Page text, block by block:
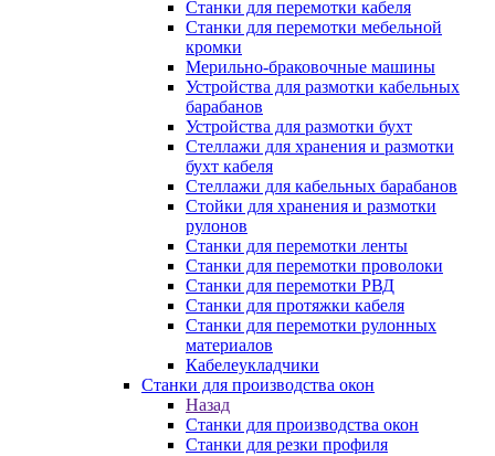
Станки для перемотки кабеля
Станки для перемотки мебельной
кромки
Мерильно-браковочные машины
Устройства для размотки кабельных
барабанов
Устройства для размотки бухт
Стеллажи для хранения и размотки
бухт кабеля
Стеллажи для кабельных барабанов
Стойки для хранения и размотки
рулонов
Станки для перемотки ленты
Станки для перемотки проволоки
Станки для перемотки РВД
Станки для протяжки кабеля
Станки для перемотки рулонных
материалов
Кабелеукладчики
Станки для производства окон
Назад
Станки для производства окон
Станки для резки профиля